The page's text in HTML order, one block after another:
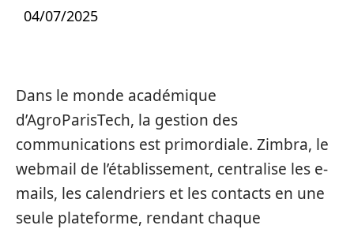
04/07/2025
Dans le monde académique
d’AgroParisTech, la gestion des
communications est primordiale. Zimbra, le
webmail de l’établissement, centralise les e-
mails, les calendriers et les contacts en une
seule plateforme, rendant chaque